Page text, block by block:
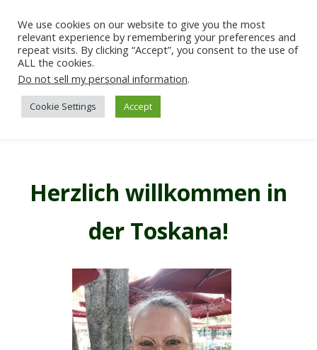
Herzlich willkommen in
der Toskana!
We use cookies on our website to give you the most
relevant experience by remembering your preferences and
repeat visits. By clicking “Accept”, you consent to the use of
ALL the cookies.
Do not sell my personal information.
Cookie Settings Accept